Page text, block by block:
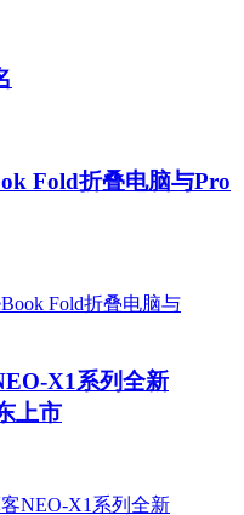
Fold折叠电脑与Pro
X1系列全新
上市